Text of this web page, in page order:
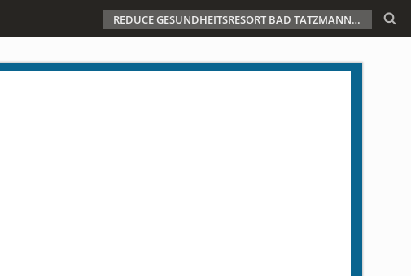
REDUCE GESUNDHEITSRESORT BAD TATZMANNSDORF